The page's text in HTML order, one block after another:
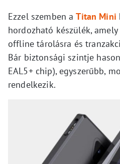
Ezzel szemben aTitan Mini
hordozható készülék,
offline tárolásra és
Bár biztonsági szintje
EAL5+ chip), egyszerűbb,
rendelkezik.